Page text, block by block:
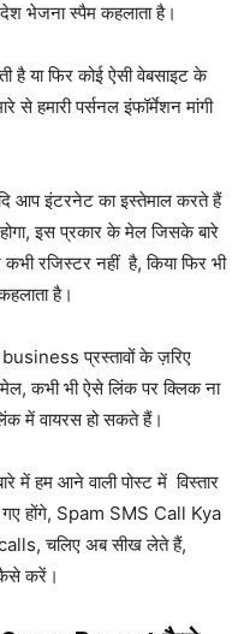
भेजना स्पैम कहलाता है।
है या फिर कोई ऐसी वेबसाइट के
हमारी पर्सनल इंफॉर्मेशन मांगी
आप इंटरनेट का इस्तेमाल करते हैं
इस प्रकार के मेल जिसके बारे
रजिस्टर नहीं है, किया फिर भी
है।
प्रस्तावों के ज़रिए
कभी भी ऐसे लिंक पर क्लिक ना
में वायरस हो सकते हैं।
हम आने वाली पोस्ट में विस्तार
होंगे, Spam SMS Call Kya
चलिए अब सीख लेते हैं,
करें।